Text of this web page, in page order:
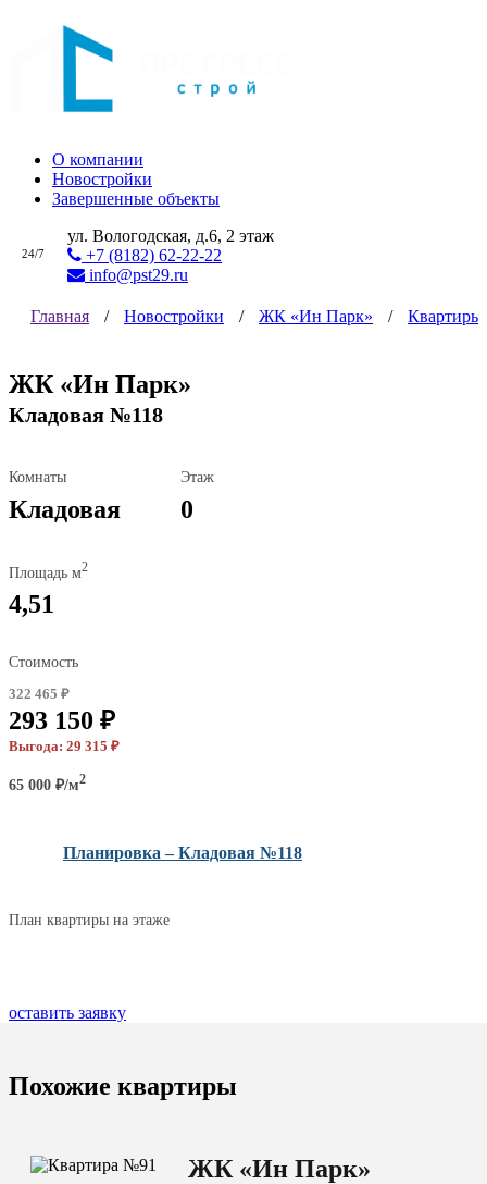
О компании
Новостройки
Завершенные объекты
24/7
ул. Вологодская, д.6, 2 этаж
+7 (8182) 62-22-22
info@pst29.ru
Главная / Новостройки / ЖК «Ин Парк» / Квартиры
ЖК «Ин Парк»
Кладовая №118
Комнаты
Кладовая
Этаж
0
Площадь м2
4,51
Стоимость
322 465 ₽
293 150 ₽
Выгода: 29 315 ₽
65 000 ₽/м2
Планировка – Кладовая №118
План квартиры на этаже
оставить заявку
Похожие квартиры
ЖК «Ин Парк»